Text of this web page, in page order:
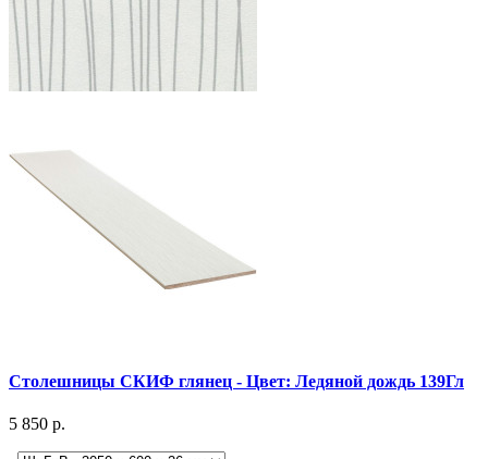
Столешницы СКИФ глянец - Цвет: Ледяной дождь 139Гл
5 850 р.